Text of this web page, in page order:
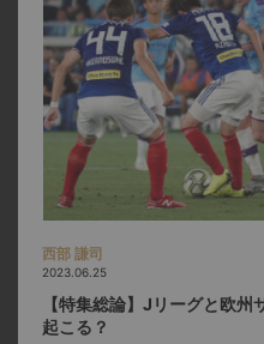
西部 謙司
2023.06.25
【特集総論】Jリーグと欧
起こる？